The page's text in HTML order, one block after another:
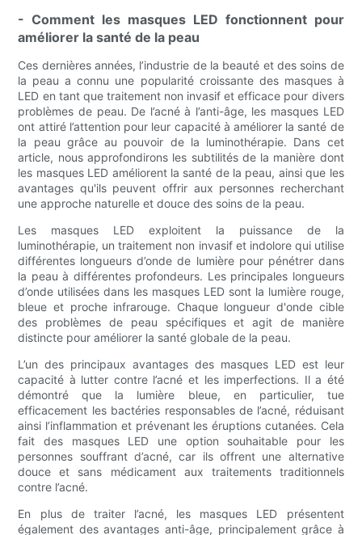
- Comment les masques LED fonctionnent pour
améliorer la santé de la peau
Ces dernières années, l’industrie de la beauté et des soins de
la peau a connu une popularité croissante des masques à
LED en tant que traitement non invasif et efficace pour divers
problèmes de peau. De l’acné à l’anti-âge, les masques LED
ont attiré l’attention pour leur capacité à améliorer la santé de
la peau grâce au pouvoir de la luminothérapie. Dans cet
article, nous approfondirons les subtilités de la manière dont
les masques LED améliorent la santé de la peau, ainsi que les
avantages qu'ils peuvent offrir aux personnes recherchant
une approche naturelle et douce des soins de la peau.
Les masques LED exploitent la puissance de la
luminothérapie, un traitement non invasif et indolore qui utilise
différentes longueurs d’onde de lumière pour pénétrer dans
la peau à différentes profondeurs. Les principales longueurs
d’onde utilisées dans les masques LED sont la lumière rouge,
bleue et proche infrarouge. Chaque longueur d'onde cible
des problèmes de peau spécifiques et agit de manière
distincte pour améliorer la santé globale de la peau.
L’un des principaux avantages des masques LED est leur
capacité à lutter contre l’acné et les imperfections. Il a été
démontré que la lumière bleue, en particulier, tue
efficacement les bactéries responsables de l’acné, réduisant
ainsi l’inflammation et prévenant les éruptions cutanées. Cela
fait des masques LED une option souhaitable pour les
personnes souffrant d’acné, car ils offrent une alternative
douce et sans médicament aux traitements traditionnels
contre l’acné.
En plus de traiter l’acné, les masques LED présentent
également des avantages anti-âge, principalement grâce à